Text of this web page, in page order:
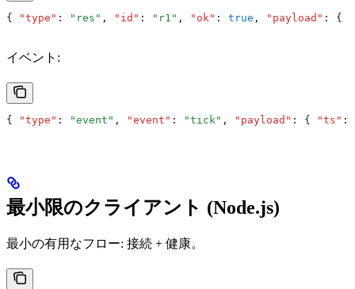
{ "type" : "res" , "id" : "r1" , "ok" : true , "payload" : {
イベント:
{ "type" : "event" , "event" : "tick" , "payload" : { "ts" :
最小限のクライアント (Node.js)
最小の有用なフロー: 接続 + 健康。